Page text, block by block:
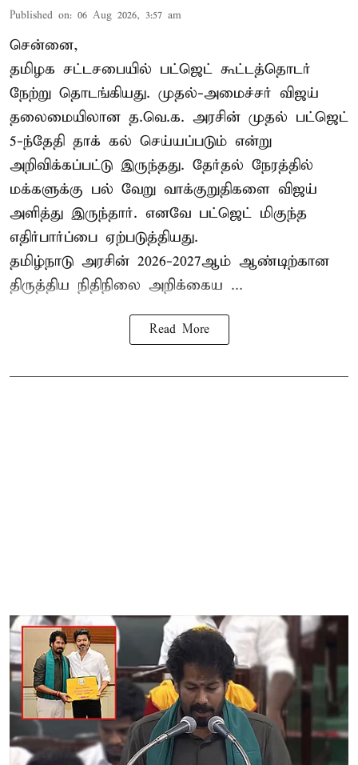
Published on: 06 Aug 2026, 3:57 am
சென்னை,
தமிழக சட்டசபையில் பட்ஜெட் கூட்டத்தொடர்
நேற்று தொடங்கியது. முதல்-அமைச்சர் விஜய்
தலைமையிலான த.வெ.க. அரசின் முதல் பட்ஜெட்
5-ந்தேதி தாக் கல் செய்யப்படும் என்று
அறிவிக்கப்பட்டு இருந்தது. தேர்தல் நேரத்தில்
மக்களுக்கு பல் வேறு வாக்குறுதிகளை விஜய்
அளித்து இருந்தார். எனவே பட்ஜெட் மிகுந்த
எதிர்பார்ப்பை ஏற்படுத்தியது.
தமிழ்நாடு அரசின் 2026-2027ஆம் ஆண்டிற்கான
திருத்திய நிதிநிலை அறிக்கைய ...
Read More